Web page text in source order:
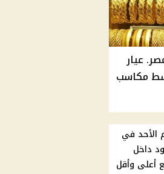
عيار
جنيه وسط مكاسب
الأحد في
داخل
أعلى وأقل